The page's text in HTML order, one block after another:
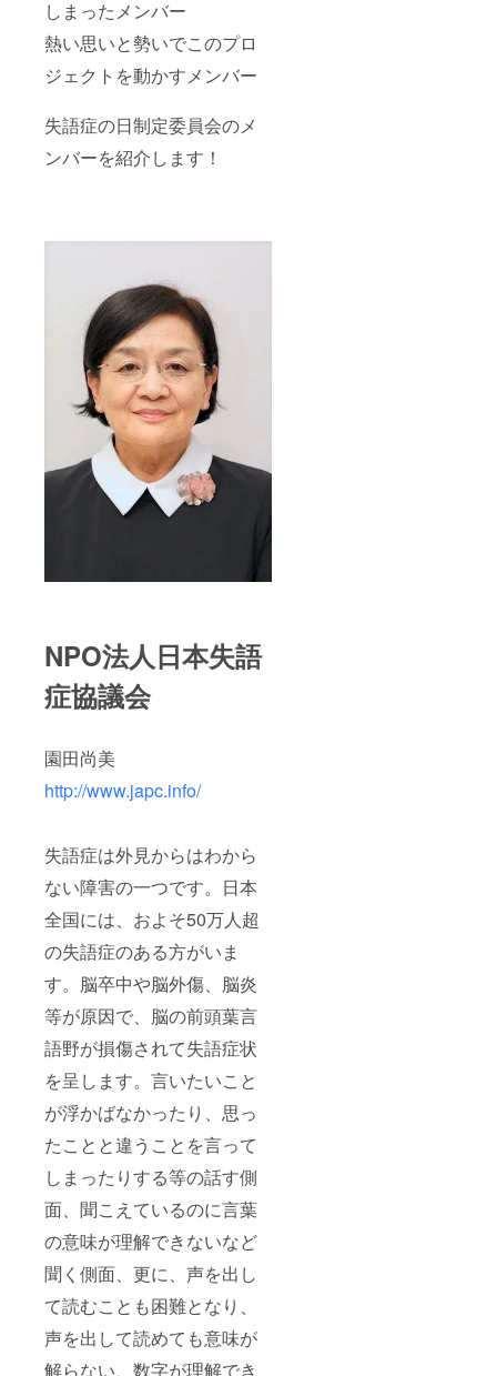
しまったメンバー
熱い思いと勢いでこのプロ
ジェクトを動かすメンバー
失語症の日制定委員会のメ
ンバーを紹介します！
NPO法人日本失語
症協議会
園田尚美
http://www.japc.info/
失語症は外見からはわから
ない障害の一つです。日本
全国には、およそ50万人超
の失語症のある方がいま
す。脳卒中や脳外傷、脳炎
等が原因で、脳の前頭葉言
語野が損傷されて失語症状
を呈します。言いたいこと
が浮かばなかったり、思っ
たことと違うことを言って
しまったりする等の話す側
面、聞こえているのに言葉
の意味が理解できないなど
聞く側面、更に、声を出し
て読むことも困難となり、
声を出して読めても意味が
解らない、数字が理解でき